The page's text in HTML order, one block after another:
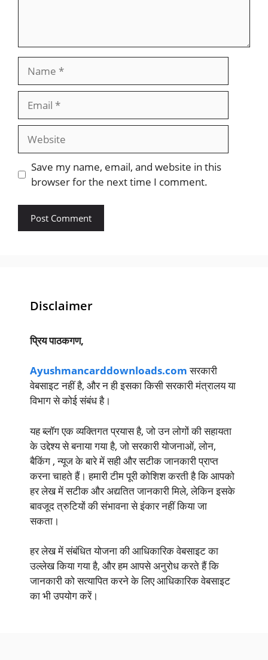
Website
Save my name, email, and website in this
browser for the next time I comment.
Disclaimer
प्रिय पाठकगण,
Ayushmancarddownloads.comसरकारी
वेबसाइट नहीं है, और न ही इसका किसी सरकारी मंत्रालय या
विभाग से कोई संबंध है।
यह ब्लॉग एक व्यक्तिगत प्रयास है, जो उन लोगों की सहायता
के उद्देश्य से बनाया गया है, जो सरकारी योजनाओं, लोन,
बैकिंग , न्यूज के बारे में सही और सटीक जानकारी प्राप्त
करना चाहते हैं। हमारी टीम पूरी कोशिश करती है कि आपको
हर लेख में सटीक और अद्यतित जानकारी मिले, लेकिन इसके
बावजूद त्रुटियों की संभावना से इंकार नहीं किया जा
सकता।
हर लेख में संबंधित योजना की आधिकारिक वेबसाइट का
उल्लेख किया गया है, और हम आपसे अनुरोध करते हैं कि
जानकारी को सत्यापित करने के लिए आधिकारिक वेबसाइट
का भी उपयोग करें।